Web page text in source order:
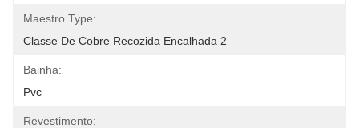
Maestro Type:
Classe De Cobre Recozida Encalhada 2
Bainha:
Pvc
Revestimento: